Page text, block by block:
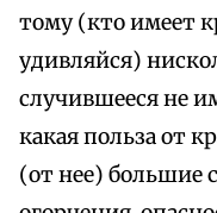
тому (кто имеет
удивляйся)
случившееся не
какая польза от
(от нее) большие